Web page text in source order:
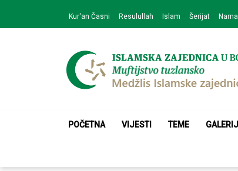
navigation
content
Kur'an Časni Resulullah Islam Šerijat
Medžlis
POČETNA VIJESTI TEME